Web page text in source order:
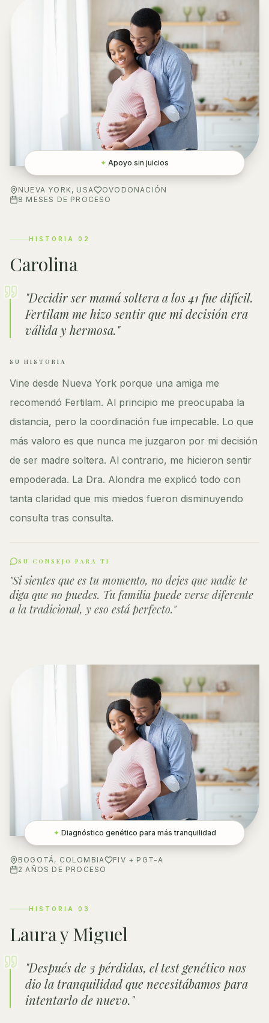
✦ Apoyo sin juicios
NUEVA YORK, USA
OVODONACIÓN
8 MESES DE PROCESO
HISTORIA 02
Carolina
"Decidir ser mamá soltera a los 41 fue difícil.
Fertilam me hizo sentir que mi decisión era
válida y hermosa."
SU HISTORIA
Vine desde Nueva York porque una amiga me
recomendó Fertilam. Al principio me preocupaba la
distancia, pero la coordinación fue impecable. Lo que
más valoro es que nunca me juzgaron por mi decisión
de ser madre soltera. Al contrario, me hicieron sentir
empoderada. La Dra. Alondra me explicó todo con
tanta claridad que mis miedos fueron disminuyendo
consulta tras consulta.
SU CONSEJO PARA TI
"Si sientes que es tu momento, no dejes que nadie te
diga que no puedes. Tu familia puede verse diferente
a la tradicional, y eso está perfecto."
✦ Diagnóstico genético para más tranquilidad
BOGOTÁ, COLOMBIA
FIV + PGT-A
2 AÑOS DE PROCESO
HISTORIA 03
Laura y Miguel
"Después de 3 pérdidas, el test genético nos
dio la tranquilidad que necesitábamos para
intentarlo de nuevo."